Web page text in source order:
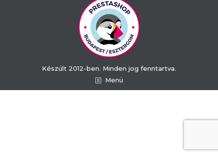
Készült 2012-ben. Minden jog fenntartva.
Menü